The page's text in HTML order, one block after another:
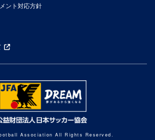
ント対応方針
Association All Rights Reserved.